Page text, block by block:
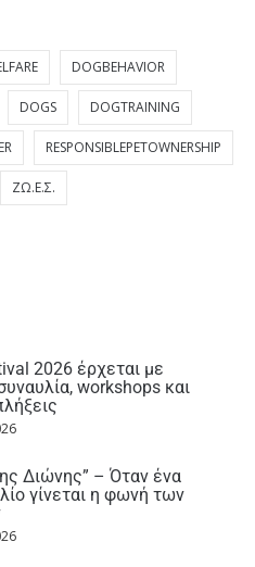
DOGBEHAVIOR
DOGS DOGTRAINING
RESPONSIBLEPETOWNERSHIP
ΖΩ.Ε.Σ.
2026 έρχεται με
workshops και
Διώνης” – Όταν ένα
γίνεται η φωνή των